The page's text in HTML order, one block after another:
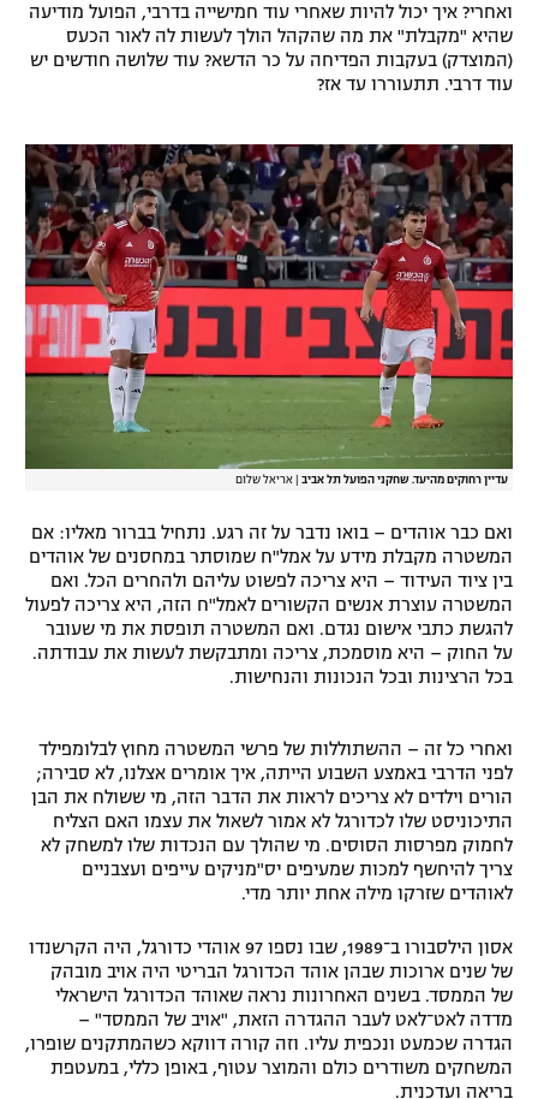
ואחרי? איך יכול להיות שאחרי עוד חמישייה בדרבי, הפועל מודיעה
שהיא "מקבלת" את מה שהקהל הולך לעשות לה לאור הכעס
(המוצדק) בעקבות הפדיחה על כר הדשא? עוד שלושה חודשים יש
עוד דרבי. תתעוררו עד אז?
עדיין רחוקים מהיעד. שחקני הפועל תל אביב אריאל שלום
ואם כבר אוהדים – בואו נדבר על זה רגע. נתחיל בברור מאליו: אם
המשטרה מקבלת מידע על אמל"ח שמוסתר במחסנים של אוהדים
בין ציוד העידוד – היא צריכה לפשוט עליהם ולהחרים הכל. ואם
המשטרה עוצרת אנשים הקשורים לאמל"ח הזה, היא צריכה לפעול
להגשת כתבי אישום נגדם. ואם המשטרה תופסת את מי שעובר
על החוק – היא מוסמכת, צריכה ומתבקשת לעשות את עבודתה.
בכל הרצינות ובכל הנכונות והנחישות.
ואחרי כל זה – ההשתוללות של פרשי המשטרה מחוץ לבלומפילד
לפני הדרבי באמצע השבוע הייתה, איך אומרים אצלנו, לא סבירה;
הורים וילדים לא צריכים לראות את הדבר הזה, מי ששולח את הבן
התיכוניסט שלו לכדורגל לא אמור לשאול את עצמו האם הצליח
לחמוק מפרסות הסוסים. מי שהולך עם הנכדות שלו למשחק לא
צריך להיחשף למכות שמעיפים יס"מניקים עייפים ועצבניים
לאוהדים שזרקו מילה אחת יותר מדי.
אסון הילסבורו ב־1989, שבו נספו 97 אוהדי כדורגל, היה הקרשנדו
של שנים ארוכות שבהן אוהד הכדורגל הבריטי היה אויב מובהק
של הממסד. בשנים האחרונות נראה שאוהד הכדורגל הישראלי
מדדה לאט־לאט לעבר ההגדרה הזאת, "אויב של הממסד" –
הגדרה שכמעט ונכפית עליו. וזה קורה דווקא כשהמתקנים שופרו,
המשחקים משודרים כולם והמוצר עטוף, באופן כללי, במעטפת
בריאה ועדכנית.